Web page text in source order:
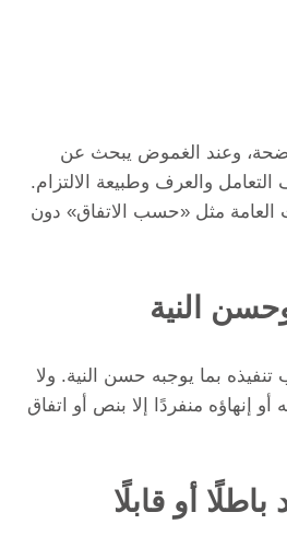
وعند الغموض يبحث عن
والعرف وطبيعة الالتزام.
العامة مثل «حسب الاتفاق» دون
النية
بما يوجبه حسن النية. ولا
إنهاؤه منفردًا إلا بنص أو اتفاق
أو قابلًا